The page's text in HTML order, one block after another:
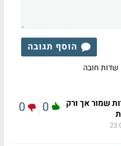
הוסף תגובה
חובה
שמור אך ורק
0
0